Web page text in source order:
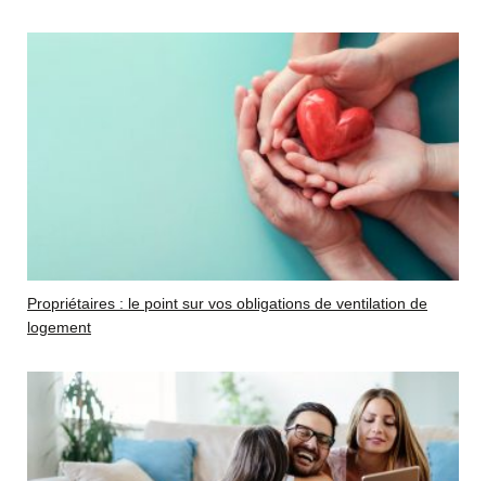
Propriétaires : le point sur vos obligations de ventilation de
logement